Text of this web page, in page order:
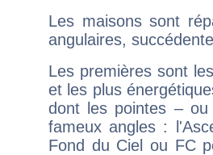
Les maisons sont
angulaires,
Les premières sont
et les plus
dont les pointes –
fameux angles :
Fond du Ciel ou FC